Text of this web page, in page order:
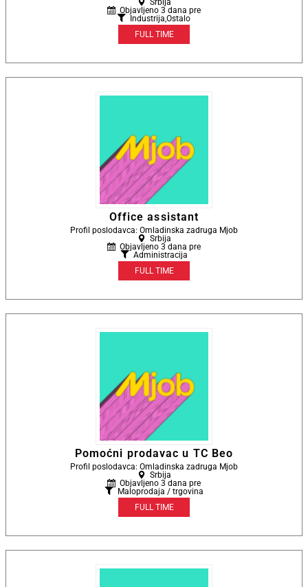
Srbija
Objavljeno 3 dana pre
Industrija,Ostalo
FULL TIME
Office assistant
Profil poslodavca: Omladinska zadruga Mjob
Srbija
Objavljeno 3 dana pre
Administracija
FULL TIME
Pomoćni prodavac u TC Beo
Profil poslodavca: Omladinska zadruga Mjob
Srbija
Objavljeno 3 dana pre
Maloprodaja / trgovina
FULL TIME